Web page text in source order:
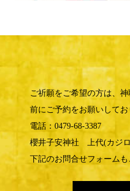
ご祈願をご希望の方は、
前にご予約をお願いしてお
電話：0479-68-3387
櫻井子安神社 上代(カジ
下記のお問合せフォーム